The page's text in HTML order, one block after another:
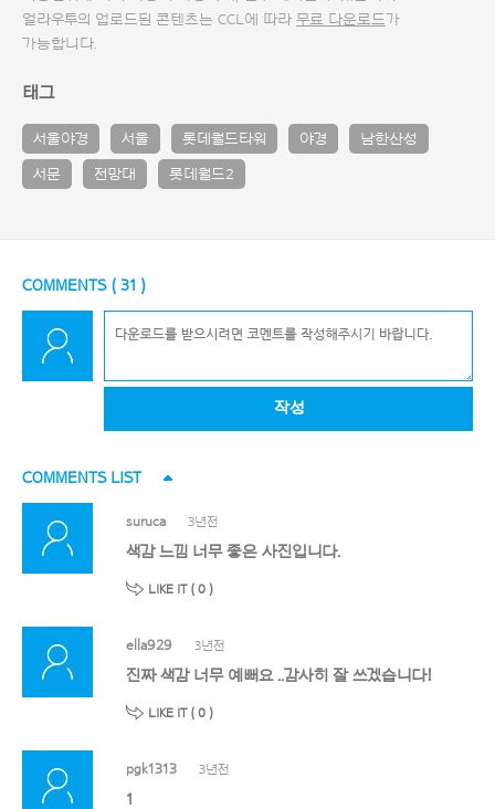
얼라우투의 업로드된 콘텐츠는 CCL에 따라 무료 다운로드가
가능합니다.
태그
서울야경 서울 롯데월드타워 야경 남한산성
서문 전망대 롯데월드2
COMMENTS ( 31 )
작성
COMMENTS LIST
suruca 3년전
색감 느낌 너무 좋은 사진입니다.
LIKE IT ( 0 )
ella929 3년전
진짜 색감 너무 예뻐요 ..감사히 잘 쓰겠습니다!
LIKE IT ( 0 )
pgk1313 3년전
1